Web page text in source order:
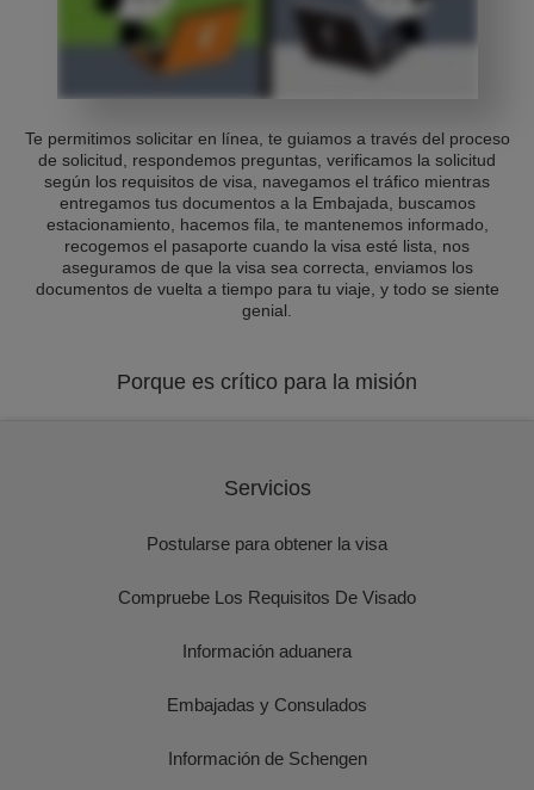
Te permitimos solicitar en línea, te guiamos a través del proceso
de solicitud, respondemos preguntas, verificamos la solicitud
según los requisitos de visa, navegamos el tráfico mientras
entregamos tus documentos a la Embajada, buscamos
estacionamiento, hacemos fila, te mantenemos informado,
recogemos el pasaporte cuando la visa esté lista, nos
aseguramos de que la visa sea correcta, enviamos los
documentos de vuelta a tiempo para tu viaje, y todo se siente
genial.
Porque es crítico para la misión
Servicios
Postularse para obtener la visa
Compruebe Los Requisitos De Visado
Información aduanera
Embajadas y Consulados
Información de Schengen